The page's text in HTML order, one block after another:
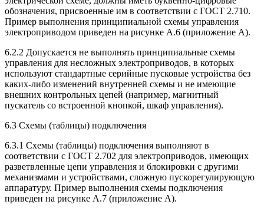
обозначения, присвоенные им в соответствии с ГОСТ 2.710.
Пример выполнения принципиальной схемы управления
электроприводом приведен на рисунке А.6 (приложение А).
6.2.2 Допускается не выполнять принципиальные схемы
управления для несложных электроприводов, в которых
используют стандартные серийные пусковые устройства без
каких-либо изменений внутренней схемы и не имеющие
внешних контрольных цепей (например, магнитный
пускатель со встроенной кнопкой, шкаф управления).
6.3 Схемы (таблицы) подключения
6.3.1 Схемы (таблицы) подключения выполняют в
соответствии с ГОСТ 2.702 для электроприводов, имеющих
разветвленные цепи управления и блокировки с другими
механизмами и устройствами, сложную пускорегулирующую
аппаратуру. Пример выполнения схемы подключения
приведен на рисунке А.7 (приложение А).